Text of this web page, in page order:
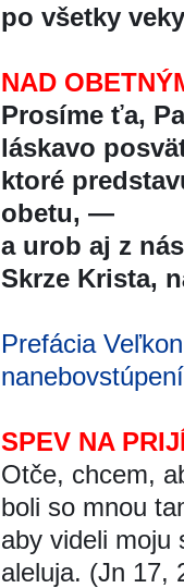
po všetky
NAD
Prosíme ťa,
láskavo
ktoré
obetu, —
a urob aj z
Skrze Krista,
Prefácia
nanebovstúpení
SPEV NA
Otče, chcem,
boli so mnou
aby videli moju
aleluja. (Jn 17,